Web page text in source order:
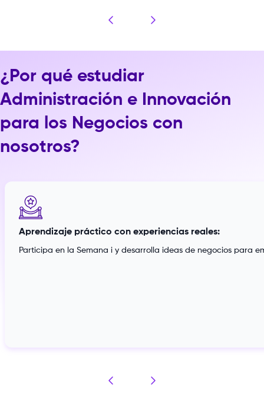
¿Por qué estudiar
Administración e Innovación
para los Negocios con
nosotros?
Aprendizaje práctico con experiencias reales:
Participa en la Semana i y desarrolla ideas de negocios para